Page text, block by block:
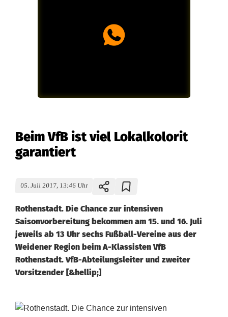
Beim VfB ist viel Lokalkolorit
garantiert
05. Juli 2017, 13:46 Uhr
Rothenstadt. Die Chance zur intensiven
Saisonvorbereitung bekommen am 15. und 16. Juli
jeweils ab 13 Uhr sechs Fußball-Vereine aus der
Weidener Region beim A-Klassisten VfB
Rothenstadt. VfB-Abteilungsleiter und zweiter
Vorsitzender [&hellip;]